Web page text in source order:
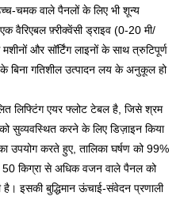
चमक वाले पैनलों के लिए भी शून्य
वैरिएबल फ़्रीक्वेंसी ड्राइव (0-20 मी/
और सॉर्टिंग लाइनों के साथ त्रुटिपूर्ण
बिना गतिशील उत्पादन लय के अनुकूल हो
लिफ्टिंग एयर फ्लोट टेबल है, जिसे श्रम
सुव्यवस्थित करने के लिए डिज़ाइन किया
उपयोग करते हुए, तालिका घर्षण को 99%
किग्रा से अधिक वजन वाले पैनल को
इसकी बुद्धिमान ऊंचाई-संवेदन प्रणाली